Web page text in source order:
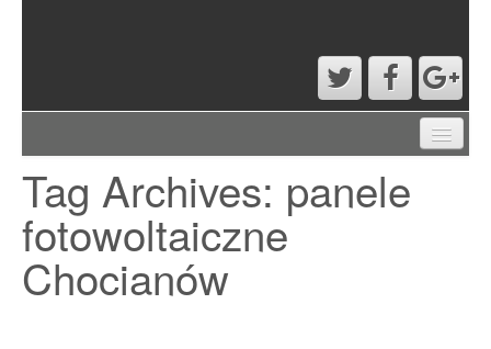
PRZYKŁADOWA STRONA
STRONA GŁÓWNA
Tag Archives: panele
fotowoltaiczne
Chocianów